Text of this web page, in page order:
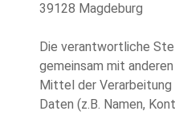
39128 Magdeburg
Die verantwortliche
gemeinsam mit
Mittel der
Daten (z.B. Namen,